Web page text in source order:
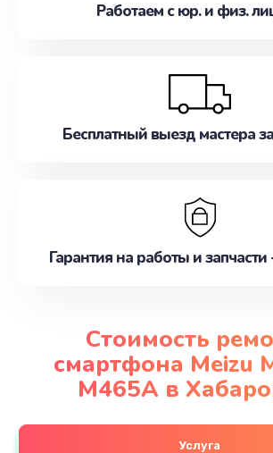
Работаем с юр. и физ.
Бесплатный выезд мастера
Гарантия на работы и
Стоимость
смартфона Meizu
M465A в
Услуга